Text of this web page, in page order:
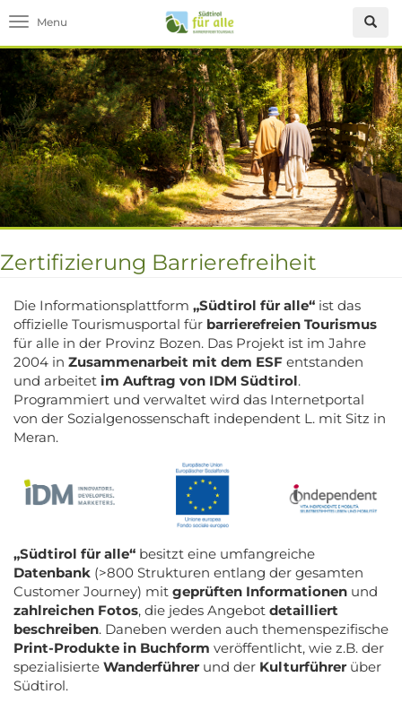
Toggle navigation
Zertifizierung Barrierefreiheit
Die Informationsplattform „Südtirol für alle“ ist das
offizielle Tourismusportal für barrierefreien Tourismus
für alle in der Provinz Bozen. Das Projekt ist im Jahre
2004 in Zusammenarbeit mit dem ESF entstanden
und arbeitet im Auftrag von IDM Südtirol.
Programmiert und verwaltet wird das Internetportal
von der Sozialgenossenschaft independent L. mit Sitz in
Meran.
„Südtirol für alle“ besitzt eine umfangreiche
Datenbank (>800 Strukturen entlang der gesamten
Customer Journey) mit geprüften Informationen und
zahlreichen Fotos, die jedes Angebot detailliert
beschreiben. Daneben werden auch themenspezifische
Print-Produkte in Buchform veröffentlicht, wie z.B. der
spezialisierte Wanderführer und der Kulturführer über
Südtirol.